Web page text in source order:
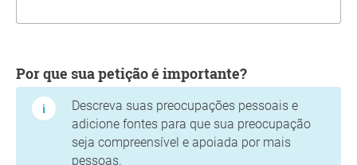
Por que sua petição é importante?
Descreva suas preocupações pessoais e
adicione fontes para que sua preocupação
seja compreensível e apoiada por mais
pessoas.